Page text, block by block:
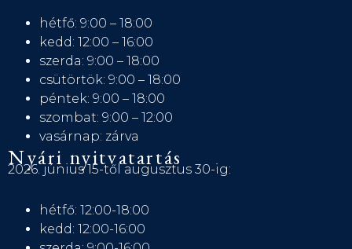
hétfő: 9:00 – 18:00
kedd: 12:00 – 16:00
szerda: 9:00 – 18:00
csütörtök: 9:00 – 18:00
péntek: 9:00 – 18:00
szombat: 9:00 – 12:00
vasárnap: zárva
Nyári nyitvatartás
2026. június 15-től augusztus 30-ig:
hétfő: 12:00-18:00
kedd: 12:00-16:00